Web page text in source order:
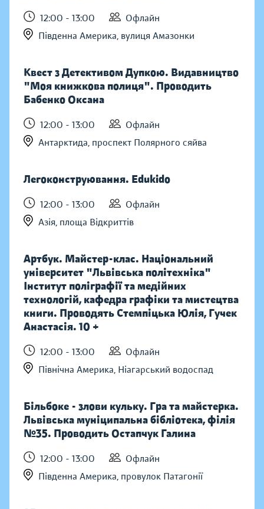
12:00 - 13:00
Офлайн
Південна Америка, вулиця Амазонки
Квест з Детективом Дупкою. Видавництво
"Моя книжкова полиця". Проводить
Бабенко Оксана
12:00 - 13:00
Офлайн
Антарктида, проспект Полярного сяйва
Легоконструювання. Edukido
12:00 - 13:00
Офлайн
Азія, площа Відкриттів
Артбук. Майстер-клас. Національний
університет "Львівська політехніка"
Інститут поліграфії та медійних
технологій, кафедра графіки та мистецтва
книги. Проводять Стемпіцька Юлія, Гучек
Анастасія. 10 +
12:00 - 13:00
Офлайн
Північна Америка, Ніагарський водоспад
Більбоке - злови кульку. Гра та майстерка.
Львівська муніципальна бібліотека, філія
№35. Проводить Остапчук Галина
12:00 - 13:00
Офлайн
Південна Америка, провулок Патагонії